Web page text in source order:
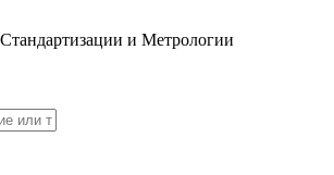
и Метрологии